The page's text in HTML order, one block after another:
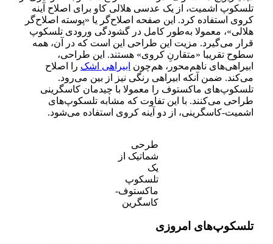
تلسکوپ اشمیت، از یک عدسی هلالی کاو برای اصلاح آینه
کروی استفاده کرد. این صفحه اصلاح‌گر یا «پوسته اصلاح‌گر
هلالی»، معمولا به‌طور کامل در گشودگی ورودی تلسکوپ
قرار می‌گیرد. مزیت این طراحی این است که در آن، همه
سطوح تقریبا «متقارنِ کروی» هستند. این طراحی،
ابیراهی‌های نا‌هم‌محور، هم‌چون ابیراهی اشک را اصلاح
می‌کند. ضمن آنکه ابیراهی رنگی نیز از بین می‌رود.
تلسکوپ‌های ماکستوف را معمولا با چیدمان کاسگرینی
طراحی می‌کنند. با این تفاوت که مشابه تلسکوپ‌های
اشمیت-کاسگرینی، از دو آینه کروی استفاده می‌شود.
طرحی
شماتیک از
یک
تلسکوپ
ماکستوف-
کاسگرین
تلسکوپ‌های امروزی